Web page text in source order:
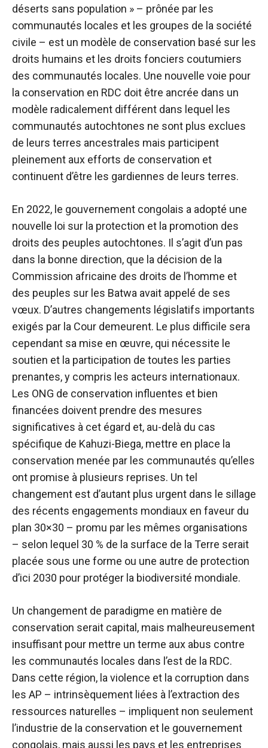
déserts sans population » – prônée par les
communautés locales et les groupes de la société
civile – est un modèle de conservation basé sur les
droits humains et les droits fonciers coutumiers
des communautés locales. Une nouvelle voie pour
la conservation en RDC doit être ancrée dans un
modèle radicalement différent dans lequel les
communautés autochtones ne sont plus exclues
de leurs terres ancestrales mais participent
pleinement aux efforts de conservation et
continuent d’être les gardiennes de leurs terres.
En 2022, le gouvernement congolais a adopté une
nouvelle loi sur la protection et la promotion des
droits des peuples autochtones. Il s’agit d’un pas
dans la bonne direction, que la décision de la
Commission africaine des droits de l’homme et
des peuples sur les Batwa avait appelé de ses
vœux. D’autres changements législatifs importants
exigés par la Cour demeurent. Le plus difficile sera
cependant sa mise en œuvre, qui nécessite le
soutien et la participation de toutes les parties
prenantes, y compris les acteurs internationaux.
Les ONG de conservation influentes et bien
financées doivent prendre des mesures
significatives à cet égard et, au-delà du cas
spécifique de Kahuzi-Biega, mettre en place la
conservation menée par les communautés qu’elles
ont promise à plusieurs reprises. Un tel
changement est d’autant plus urgent dans le sillage
des récents engagements mondiaux en faveur du
plan 30×30 – promu par les mêmes organisations
– selon lequel 30 % de la surface de la Terre serait
placée sous une forme ou une autre de protection
d’ici 2030 pour protéger la biodiversité mondiale.
Un changement de paradigme en matière de
conservation serait capital, mais malheureusement
insuffisant pour mettre un terme aux abus contre
les communautés locales dans l’est de la RDC.
Dans cette région, la violence et la corruption dans
les AP – intrinsèquement liées à l’extraction des
ressources naturelles – impliquent non seulement
l’industrie de la conservation et le gouvernement
congolais, mais aussi les pays et les entreprises